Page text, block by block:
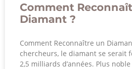
Comment
Diamant ?
Comment Reconnaître un
chercheurs, le diamant se serait
2,5 milliards d’années. Plus